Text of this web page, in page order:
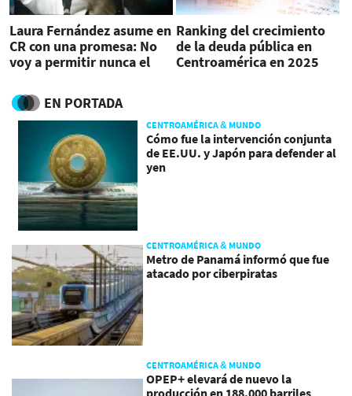
Laura Fernández asume en
CR con una promesa: No
voy a permitir nunca el
Ranking del crecimiento
de la deuda pública en
Centroamérica en 2025
EN PORTADA
CENTROAMÉRICA & MUNDO
Cómo fue la intervención conjunta
de EE.UU. y Japón para defender al
yen
CENTROAMÉRICA & MUNDO
Metro de Panamá informó que fue
atacado por ciberpiratas
CENTROAMÉRICA & MUNDO
OPEP+ elevará de nuevo la
producción en 188.000 barriles